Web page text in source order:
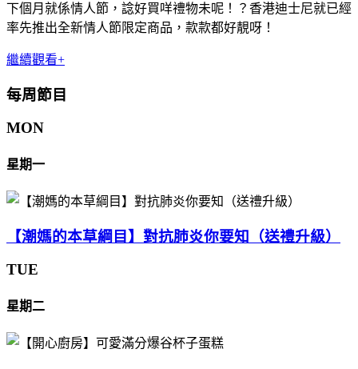
下個月就係情人節，諗好買咩禮物未呢！？香港迪士尼就已經
率先推出全新情人節限定商品，款款都好靚呀！
繼續觀看+
每周節目
MON
星期一
【潮媽的本草綱目】對抗肺炎你要知（送禮升級）
TUE
星期二